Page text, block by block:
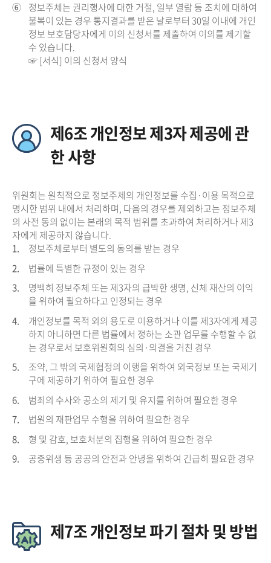
⑥ 정보주체는 권리행사에 대한 거절, 일부 열람 등 조치에 대하여
불복이 있는 경우 통지결과를 받은 날로부터 30일 이내에 개인
정보 보호담당자에게 이의 신청서를 제출하여 이의를 제기할
수 있습니다.
☞ [서식] 이의 신청서 양식
제6조 개인정보 제3자 제공에 관
한 사항
위원회는 원칙적으로 정보주체의 개인정보를 수집·이용 목적으로
명시한 범위 내에서 처리하며, 다음의 경우를 제외하고는 정보주체
의 사전 동의 없이는 본래의 목적 범위를 초과하여 처리하거나 제3
자에게 제공하지 않습니다.
1.
정보주체로부터 별도의 동의를 받는 경우
2.
법률에 특별한 규정이 있는 경우
3.
명백히 정보주체 또는 제3자의 급박한 생명, 신체 재산의 이익
을 위하여 필요하다고 인정되는 경우
4.
개인정보를 목적 외의 용도로 이용하거나 이를 제3자에게 제공
하지 아니하면 다른 법률에서 정하는 소관 업무를 수행할 수 없
는 경우로서 보호위원회의 심의·의결을 거친 경우
5.
조약, 그 밖의 국제협정의 이행을 위하여 외국정보 또는 국제기
구에 제공하기 위하여 필요한 경우
6.
범죄의 수사와 공소의 제기 및 유지를 위하여 필요한 경우
7.
법원의 재판업무 수행을 위하여 필요한 경우
8.
형 및 감호, 보호처분의 집행을 위하여 필요한 경우
9.
공중위생 등 공공의 안전과 안녕을 위하여 긴급히 필요한 경우
제7조 개인정보 파기 절차 및 방법